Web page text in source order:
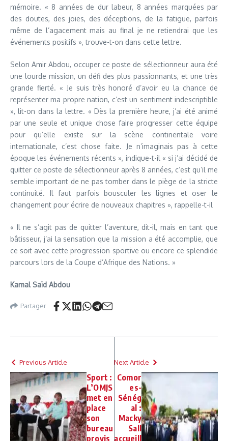
mémoire. « 8 années de dur labeur, 8 années marquées par
des doutes, des joies, des déceptions, de la fatigue, parfois
même de l’agacement mais au final je ne retiendrai que les
événements positifs », trouve-t-on dans cette lettre.
Selon Amir Abdou, occuper ce poste de sélectionneur aura été
une lourde mission, un défi des plus passionnants, et une très
grande fierté. « Je suis très honoré d’avoir eu la chance de
représenter ma propre nation, c’est un sentiment indescriptible
», lit-on dans la lettre. « Dès la première heure, j’ai été animé
par une seule et unique chose faire progresser cette équipe
pour qu’elle existe sur la scène continentale voire
internationale, c’est chose faite. Je n’imaginais pas à cette
époque les événements récents », indique-t-il « si j’ai décidé de
quitter ce poste de sélectionneur après 8 années, c’est qu’il me
semble important de ne pas tomber dans le piège de la stricte
continuité. Il faut parfois bousculer les lignes et oser le
changement pour écrire de nouveaux chapitres », rappelle-t-il
« Il ne s’agit pas de quitter l’aventure, dit-il, mais en tant que
bâtisseur, j’ai la sensation que la mission a été accomplie, que
ce soit avec cette progression sportive ou encore ce splendide
parcours lors de la Coupe d’Afrique des Nations. »
Kamal Saïd Abdou
Partager
Previous Article
Sport :
L’OMJS
met en
place
son
bureau
provis
Next Article
Comor
es-
Sénég
al :
Macky
Sall
accueill